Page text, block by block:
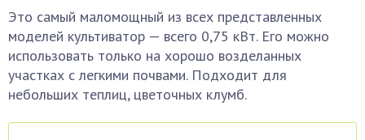
Это самый маломощный из всех представленных
моделей культиватор — всего 0,75 кВт. Его можно
использовать только на хорошо возделанных
участках с легкими почвами. Подходит для
небольших теплиц, цветочных клумб.